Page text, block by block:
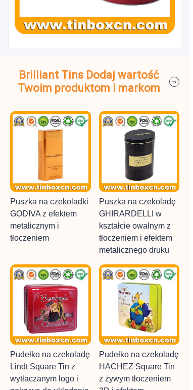
Brilliant Tins Dodaj wartość
Twoim produktom i markom
Puszka na czekoladki
GODIVA z efektem
metalicznym i
tłoczeniem
Puszka na czekoladę
GHIRARDELLI w
kształcie owalnym z
tłoczeniem i efektem
metalicznego druku
Pudełko na czekoladę
Lindt Square Tin z
wytłaczanym logo i
Pudełko na czekoladę
HACHEZ Square Tin
z żywym tłoczeniem